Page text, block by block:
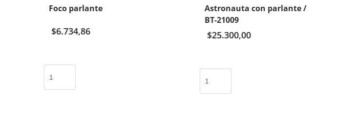
Foco parlante
$6.734,86
parlante
cantidad
Astronauta con parlante /
BT-21009
$25.300,00
parlante